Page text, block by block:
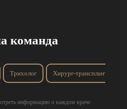
команда
Трихолог Хирург-трансплантолог
информацию о каждом враче